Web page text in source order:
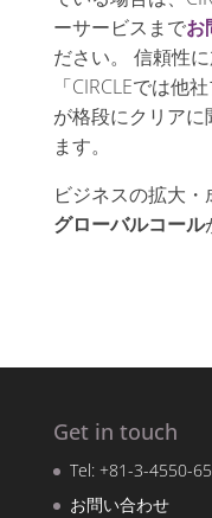
ーサービスまでお
ださい。 信頼性
「CIRCLEでは他
が格段にクリアに
ます。
ビジネスの拡大
グローバルコール
Get in touch
Tel: +81-3-4550-
お問い合わせ